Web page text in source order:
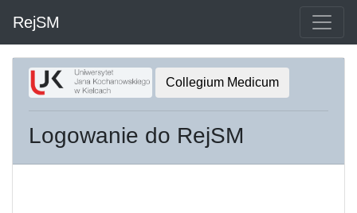
RejSM
Collegium Medicum
Logowanie do RejSM